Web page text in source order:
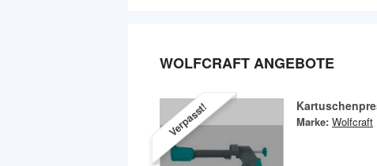
WOLFCRAFT ANGEBOTE
Verpasst! Marke: Wolfcraft